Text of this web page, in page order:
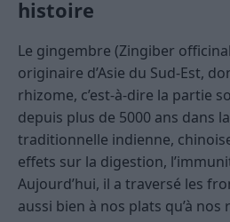
histoire
Le gingembre (Zingiber
originaire d’Asie du Sud-Est,
rhizome, c’est-à-dire la partie
depuis plus de 5000 ans dans
traditionnelle indienne,
effets sur la digestion,
Aujourd’hui, il a traversé les
aussi bien à nos plats qu’à